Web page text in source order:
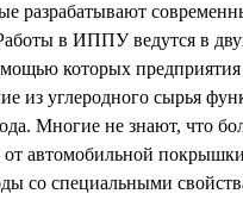
разрабатывают
в ИППУ ведутся в
которых
из углеродного сырья
Многие не знают, что
автомобильной
со специальными